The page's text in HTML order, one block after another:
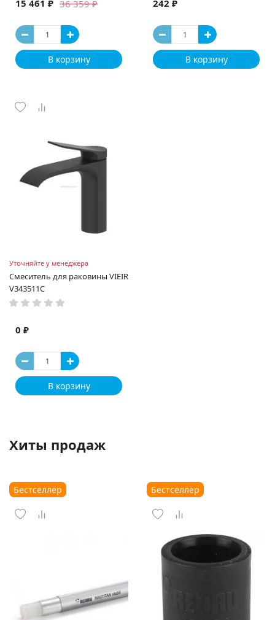
36 359 ₽
15 461 ₽
В корзину
242 ₽
В корзину
Уточняйте у менеджера
Смеситель для раковины VIEIR
V343511C
0 ₽
В корзину
Хиты продаж
Бестселлер Бестселлер